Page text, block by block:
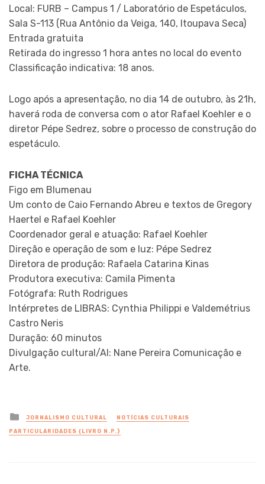
Local: FURB – Campus 1 / Laboratório de Espetáculos,
Sala S-113 (Rua Antônio da Veiga, 140, Itoupava Seca)
Entrada gratuita
Retirada do ingresso 1 hora antes no local do evento
Classificação indicativa: 18 anos.
Logo após a apresentação, no dia 14 de outubro, às 21h,
haverá roda de conversa com o ator Rafael Koehler e o
diretor Pépe Sedrez, sobre o processo de construção do
espetáculo.
FICHA TÉCNICA
Figo em Blumenau
Um conto de Caio Fernando Abreu e textos de Gregory
Haertel e Rafael Koehler
Coordenador geral e atuação: Rafael Koehler
Direção e operação de som e luz: Pépe Sedrez
Diretora de produção: Rafaela Catarina Kinas
Produtora executiva: Camila Pimenta
Fotógrafa: Ruth Rodrigues
Intérpretes de LIBRAS: Cynthia Philippi e Valdemétrius
Castro Neris
Duração: 60 minutos
Divulgação cultural/AI: Nane Pereira Comunicação e
Arte.
Posted
in
JORNALISMO CULTURAL NOTÍCIAS CULTURAIS
PARTICULARIDADES {LIVRO N.P.}